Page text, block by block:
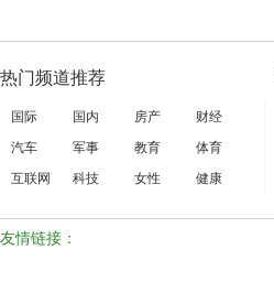
热门频道推荐
国际 国内 房产
财经
汽车
军事 教育
体育
互联网
科技 女性 健康
友情链接：